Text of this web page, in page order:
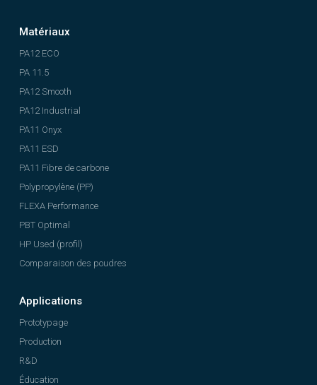
Matériaux
PA12 ECO
PA 11.5
PA12 Smooth
PA12 Industrial
PA11 Onyx
PA11 ESD
PA11 Fibre de carbone
Polypropylène (PP)
FLEXA Performance
PBT Optimal
HP Used (profil)
Comparaison des poudres
Applications
Prototypage
Production
R&D
Éducation